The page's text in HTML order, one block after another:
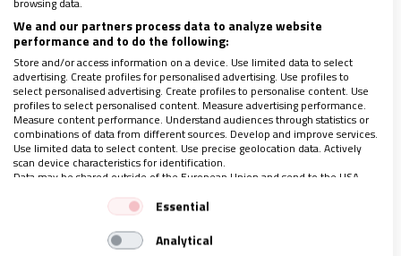
más acusada que les hará daño.
We and our partners process data to analyze website
performance and to do the following:
Store and/or access information on a device. Use limited data to select
advertising. Create profiles for personalised advertising. Use profiles to
select personalised advertising. Create profiles to personalise content. Use
profiles to select personalised content. Measure advertising performance.
Measure content performance. Understand audiences through statistics or
combinations of data from different sources. Develop and improve services.
Use limited data to select content. Use precise geolocation data. Actively
scan device characteristics for identification.
Data may be shared outside of the European Union and send to the USA.
Your consent and the cookie policy applies solely to this website/app.
View Partner List (1 IAB Vendors)
We use your data for the following purposes:
Essential
Analytical